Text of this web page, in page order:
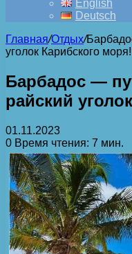
English
Deutsch
Главная/Отдых/
уголок Карибского моря!
Барбадос —
райский
01.11.2023
0 Время чтения: 7 мин.